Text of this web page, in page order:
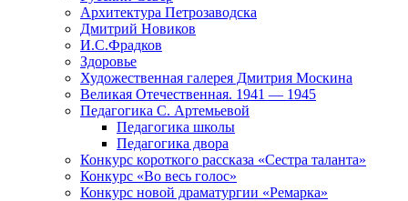
Архитектура Петрозаводска
Дмитрий Новиков
И.С.Фрадков
Здоровье
Художественная галерея Дмитрия Москина
Великая Отечественная. 1941 — 1945
Педагогика С. Артемьевой
Педагогика школы
Педагогика двора
Конкурс короткого рассказа «Сестра таланта»
Конкурс «Во весь голос»
Конкурс новой драматургии «Ремарка»